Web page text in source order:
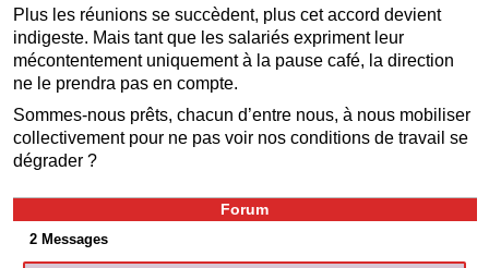
Plus les réunions se succèdent, plus cet accord devient
indigeste. Mais tant que les salariés expriment leur
mécontentement uniquement à la pause café, la direction
ne le prendra pas en compte.
Sommes-nous prêts, chacun d’entre nous, à nous mobiliser
collectivement pour ne pas voir nos conditions de travail se
dégrader ?
Forum
2 Messages